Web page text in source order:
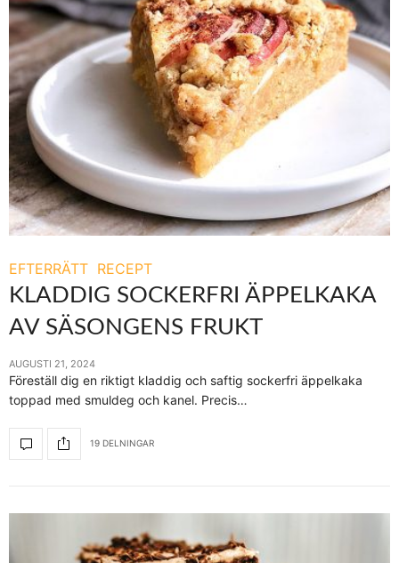
EFTERRÄTT RECEPT
KLADDIG SOCKERFRI ÄPPELKAKA
AV SÄSONGENS FRUKT
AUGUSTI 21, 2024
Föreställ dig en riktigt kladdig och saftig sockerfri äppelkaka
toppad med smuldeg och kanel. Precis…
19 DELNINGAR